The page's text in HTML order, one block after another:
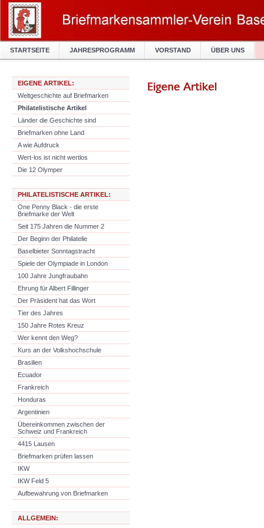
STARTSEITE JAHRESPROGRAMM VORSTAND ÜBER UNS
EIGENE ARTIKEL:
Weltgeschichte auf Briefmarken
Philatelistische Artikel
Länder die Geschichte sind
Briefmarken ohne Land
A wie Aufdruck
Wert-los ist nicht wertlos
Die 12 Olymper
PHILATELISTISCHE ARTIKEL:
One Penny Black - die erste
Briefmarke der Welt
Seit 175 Jahren die Nummer 2
Der Beginn der Philatelie
Baselbieter Sonntagstracht
Spiele der Olympiade in London
100 Jahre Jungfraubahn
Ehrung für Albert Fillinger
Der Präsident hat das Wort
Tier des Jahres
150 Jahre Rotes Kreuz
Wer kennt den Weg?
Kurs an der Volkshochschule
Brasilien
Ecuador
Frankreich
Honduras
Argentinien
Übereinkommen zwischen der
Schweiz und Frankreich
4415 Lausen
Briefmarken prüfen lassen
IKW
IKW Feld 5
Aufbewahrung von Briefmarken
ALLGEMEIN: